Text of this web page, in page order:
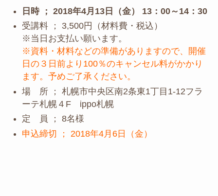
日時 ； 2018年4月13日（金） 13：00～14：30
受講料 ； 3,500円（材料費・税込）
※当日お支払い願います。
※資料・材料などの準備がありますので、開催
日の３日前より100％のキャンセル料がかかり
ます。予めご了承ください。
場 所 ； 札幌市中央区南2条東1丁目1-12フラ
ーテ札幌４F ippo札幌
定 員 ； 8名様
申込締切 ； 2018年4月6日（金）